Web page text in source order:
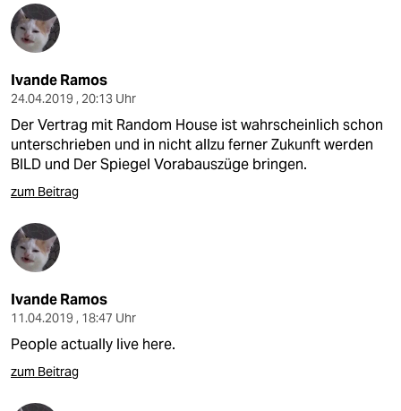
Ivande Ramos
24.04.2019 , 20:13 Uhr
Der Vertrag mit Random House ist wahrscheinlich schon
unterschrieben und in nicht allzu ferner Zukunft werden
BILD und Der Spiegel Vorabauszüge bringen.
zum Beitrag
Ivande Ramos
11.04.2019 , 18:47 Uhr
People actually live here.
zum Beitrag